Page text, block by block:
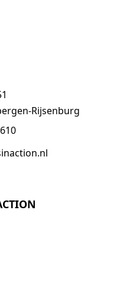
Rijsenburg